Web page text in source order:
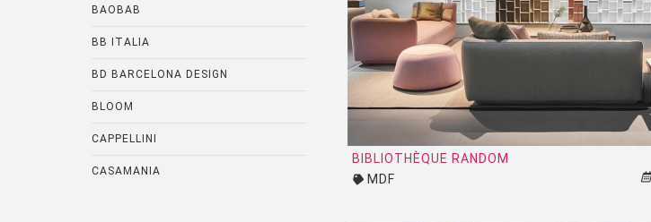
BAOBAB
BB ITALIA
BD BARCELONA DESIGN
BLOOM
CAPPELLINI
CASAMANIA
BIBLIOTHÈQUE RANDOM
MDF